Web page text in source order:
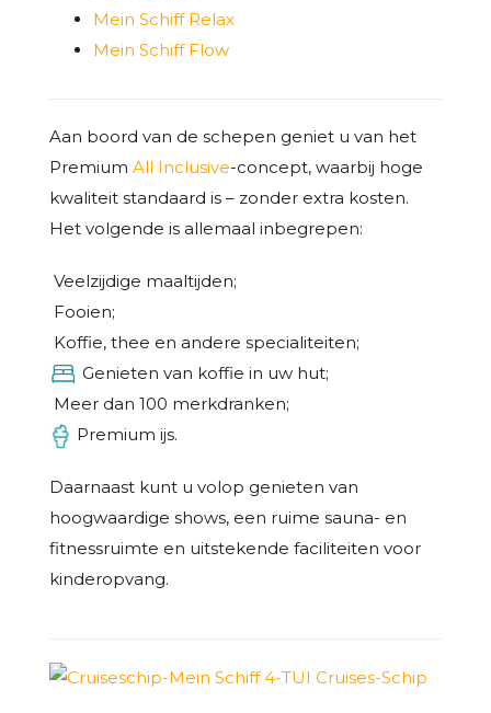
Mein Schiff Relax
Mein Schiff Flow
Aan boord van de schepen geniet u van het
Premium All Inclusive-concept, waarbij hoge
kwaliteit standaard is – zonder extra kosten.
Het volgende is allemaal inbegrepen:
Veelzijdige maaltijden;
Fooien;
Koffie, thee en andere specialiteiten;
Genieten van koffie in uw hut;
Meer dan 100 merkdranken;
Premium ijs.
Daarnaast kunt u volop genieten van
hoogwaardige shows, een ruime sauna- en
fitnessruimte en uitstekende faciliteiten voor
kinderopvang.